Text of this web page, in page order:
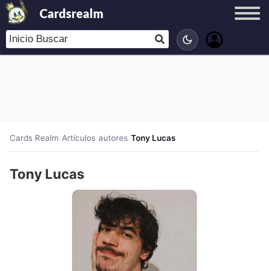
Cardsrealm
Cards Realm/Artículos/autores/Tony Lucas
Tony Lucas